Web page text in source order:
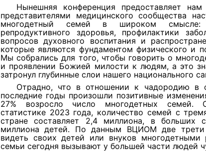
Нынешняя конференция предоставляет
представителями медицинского сообщества
многодетный семей в широком
репродуктивного здоровья, профилактики
вопросов духовного воспитания и
которые являются фундаментом физического и
Мы собрались для того, чтобы говорить о
и проявлении Божией милости к людям, а это
затронул глубинные слои нашего национального
Отрадно, что в отношении к чадородию в
последние годы произошли позитивные
27% возросло число многодетных семей.
статистике 2023 года, количество семей с
стране составляет 2,4 миллиона, в больших
миллиона детей. По данным ВЦИОМ две трети
видеть своих детей или внуков многодетными
семьи сегодня вызывают у большей части людей